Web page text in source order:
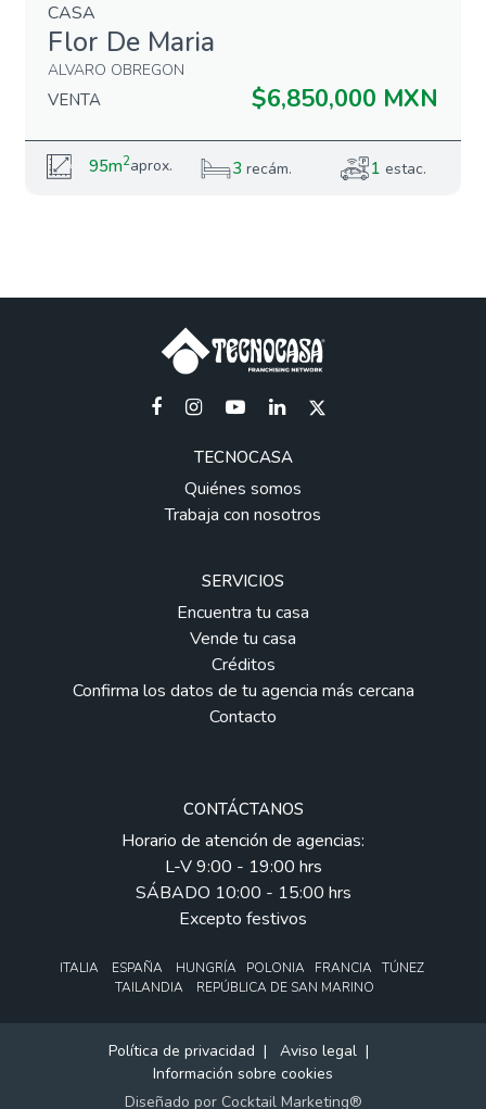
CASA
Flor De Maria
ALVARO OBREGON
VENTA $6,850,000 MXN
95m2aprox. 3 recám. 1 estac.
TECNOCASA
Quiénes somos
Trabaja con nosotros
SERVICIOS
Encuentra tu casa
Vende tu casa
Créditos
Confirma los datos de tu agencia más cercana
Contacto
CONTÁCTANOS
Horario de atención de agencias:
L-V 9:00 - 19:00 hrs
SÁBADO 10:00 - 15:00 hrs
Excepto festivos
ITALIA ESPAÑA HUNGRÍA POLONIA FRANCIA TÚNEZ
TAILANDIA REPÚBLICA DE SAN MARINO
Política de privacidad | Aviso legal |
Información sobre cookies
Diseñado por Cocktail Marketing®